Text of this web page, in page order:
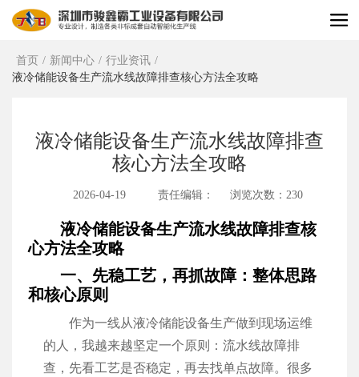
首页 / 新闻中心 / 行业资讯 /
液冷储能设备生产流水线故障排查核心方法全攻略
液冷储能设备生产流水线故障排查
核心方法全攻略
2026-04-19 责任编辑： 浏览次数：230
液冷储能设备生产流水线故障排查核
心方法全攻略
一、先稳工艺，再抓故障：整体思路
和核心原则
作为一线从液冷储能设备生产做到现场运维
的人，我越来越坚定一个原则：流水线故障排
查，先看工艺是否稳定，再去找单点故障。很多